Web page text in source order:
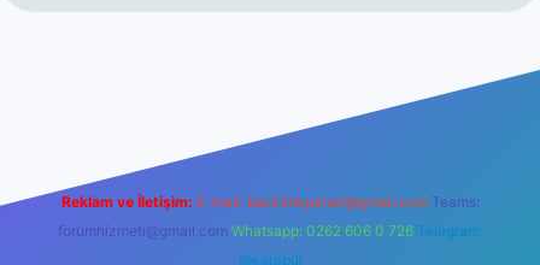
Reklam ve İletişim: E-mail: backlinkpaneli@gmail.com Teams:
forumhizmeti@gmail.com Whatsapp: 0262 606 0 726 Telegram:
@karabul